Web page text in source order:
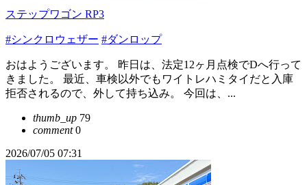
ステップワゴン RP3
#シンクロウェザー #ダンロップ
おはようございます。 昨日は、法定12ヶ月点検でDへ行って
きました。 最近、車検以外でもワイトレハミタイだと入庫
拒否されるので、外して持ち込み。 今回は、...
thumb_up 79
comment0
2026/07/05 07:31